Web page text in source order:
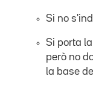
Si no
Si porta
però no
la base